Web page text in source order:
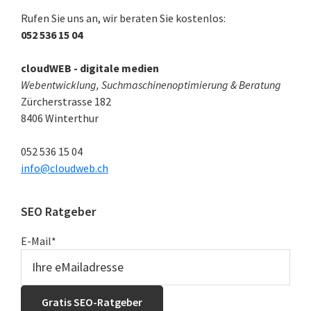
Sidebar
Rufen Sie uns an, wir beraten Sie kostenlos:
052 536 15 04
cloudWEB - digitale medien
Webentwicklung, Suchmaschinenoptimierung & Beratung
Zürcherstrasse 182
8406 Winterthur
052 536 15 04
info@cloudweb.ch
SEO Ratgeber
E-Mail*